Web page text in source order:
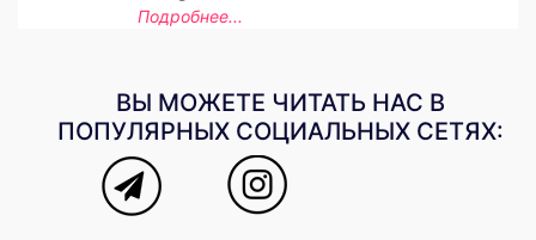
Подробнее...
ВЫ МОЖЕТЕ ЧИТАТЬ НАС В
ПОПУЛЯРНЫХ СОЦИАЛЬНЫХ СЕТЯХ: